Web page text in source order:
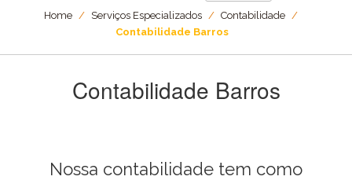
Home / Serviços Especializados / Contabilidade
/
Contabilidade Barros
Contabilidade Barros
Nossa contabilidade tem como